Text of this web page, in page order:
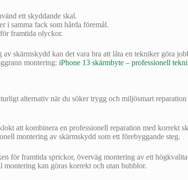
ett skyddande skal.
i samma fack som hårda föremål.
framtida olyckor.
skärmskydd kan det vara bra att låta en tekniker göra
montering: iPhone 13 skärmbyte – professionell
alternativ när du söker trygg och miljösmart
att kombinera en professionell reparation med
montering av skärmskydd som ett förebyggande steg.
för framtida sprickor, överväg montering av ett
montering kan göras korrekt och utan bubblor.